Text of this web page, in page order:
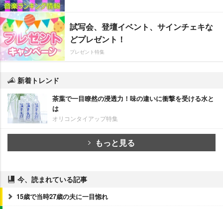
試写会、登壇イベント、サインチェキな
どプレゼント！
プレゼント特集
新着トレンド
茶葉で一目瞭然の浸透力！味の違いに衝撃を受ける水と
は
オリコンタイアップ特集
もっと見る
今、読まれている記事
15歳で当時27歳の夫に一目惚れ